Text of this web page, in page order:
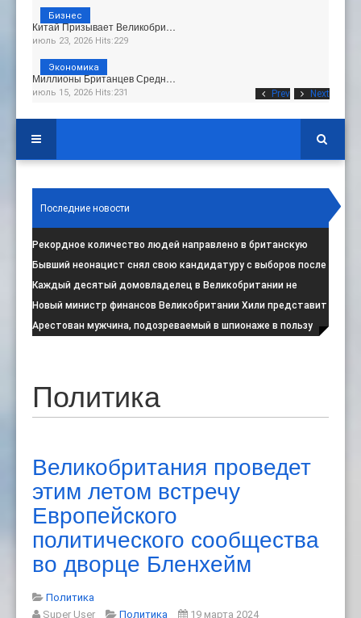
Prev Next
Китай Призывает Великобри…
июль 23, 2026 Hits:229
Бизнес
Миллионы Британцев Средн…
июль 15, 2026 Hits:231
Экономика
Последние новости
Рекордное количество людей направлено в британскую
программу по борьбе с радикал:
Бывший неонацист снял свою кандидатуру с выборов после
негативной реакции общест:
Каждый десятый домовладелец в Великобритании не
намерен соблюдать запрет на испо:
Новый министр финансов Великобритании Хили представит
свой первый бюджет 28 октя:
Арестован мужчина, подозреваемый в шпионаже в пользу
Политика
Великобритания проведет
этим летом встречу
Европейского
политического сообщества
во дворце Бленхейм
Политика
Super User
Политика
19 марта 2024